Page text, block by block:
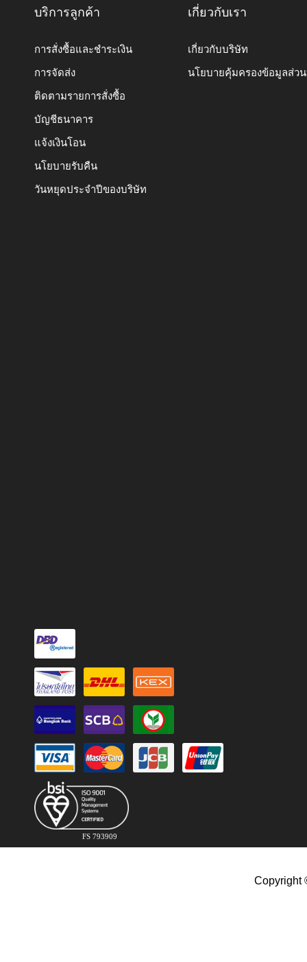
บริการลูกค้า
การสั่งซื้อและชำระเงิน
การจัดส่ง
ติดตามรายการสั่งซื้อ
บัญชีธนาคาร
แจ้งเงินโอน
นโยบายรับคืน
วันหยุดประจำปีของบริษัท
เกี่ยวกับเรา
เกี่ยวกับบริษัท
นโยบายคุ้มครองข้อมูลส่ว
FS 793909
Copyright